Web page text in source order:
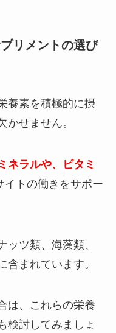
リメントの選び
養素を積極的に摂
かせません。
ネラルや、ビタミ
イトの働きをサポー
ッツ類、海藻類、
含まれています。
は、これらの栄養
検討してみましょ